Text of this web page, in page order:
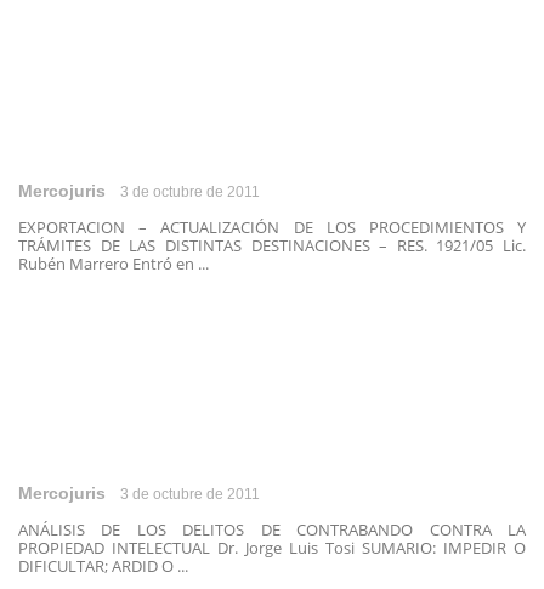
Mercojuris 3 de octubre de 2011
EXPORTACION – ACTUALIZACIÓN DE LOS PROCEDIMIENTOS Y
TRÁMITES DE LAS DISTINTAS DESTINACIONES – RES. 1921/05 Lic.
Rubén Marrero Entró en ...
Mercojuris 3 de octubre de 2011
ANÁLISIS DE LOS DELITOS DE CONTRABANDO CONTRA LA
PROPIEDAD INTELECTUAL Dr. Jorge Luis Tosi SUMARIO: IMPEDIR O
DIFICULTAR; ARDID O ...